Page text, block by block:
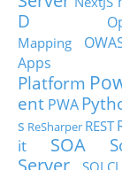
D
Mapping
Apps
Platform
ent PWA
s ReSharper REST
it
SOA